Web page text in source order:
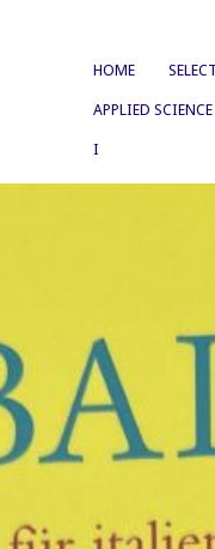
HOME
APPLIED
I